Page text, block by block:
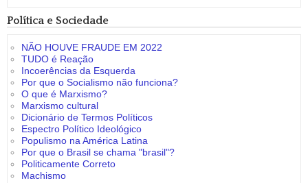
Política e Sociedade
NÃO HOUVE FRAUDE EM 2022
TUDO é Reação
Incoerências da Esquerda
Por que o Socialismo não funciona?
O que é Marxismo?
Marxismo cultural
Dicionário de Termos Políticos
Espectro Político Ideológico
Populismo na América Latina
Por que o Brasil se chama "brasil"?
Politicamente Correto
Machismo